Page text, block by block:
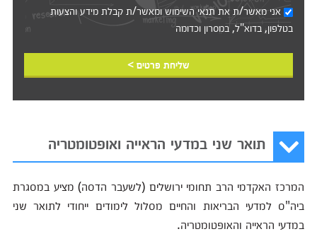
אני מאשר/ת אתתנאי השימושומאשר/ת קבלת מידע והצעות
בטלפון, בדוא"ל, במסרון וכדומה‎‎
שליחת פרטים >
תואר שני במדעי הראייה ואופטומטריה
המרכז האקדמי הרב תחומי ירושלים (לשעבר הדסה) מציע במסגרת
ביה"ס למדעי הבריאות והחיים מסלול לימודים ייחודי לתואר שני
במדעי הראייה והאופטומטריה.